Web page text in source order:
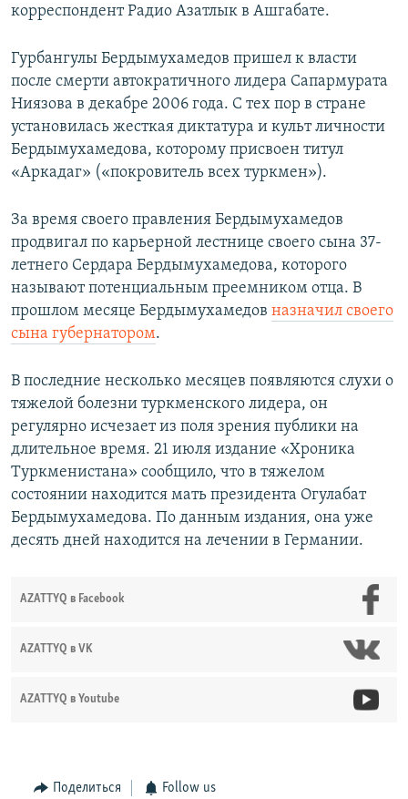
корреспондент Радио Азатлык в Ашгабате.
Гурбангулы Бердымухамедов пришел к власти
после смерти автократичного лидера Сапармурата
Ниязова в декабре 2006 года. С тех пор в стране
установилась жесткая диктатура и культ личности
Бердымухамедова, которому присвоен титул
«Аркадаг» («покровитель всех туркмен»).
За время своего правления Бердымухамедов
продвигал по карьерной лестнице своего сына 37-
летнего Сердара Бердымухамедова, которого
называют потенциальным преемником отца. В
прошлом месяце Бердымухамедов назначил своего
сына губернатором.
В последние несколько месяцев появляются слухи о
тяжелой болезни туркменского лидера, он
регулярно исчезает из поля зрения публики на
длительное время. 21 июля издание «Хроника
Туркменистана» сообщило, что в тяжелом
состоянии находится мать президента Огулабат
Бердымухамедова. По данным издания, она уже
десять дней находится на лечении в Германии.
AZATTYQ в Facebook
AZATTYQ в VK
AZATTYQ в Youtube
Поделиться Follow us